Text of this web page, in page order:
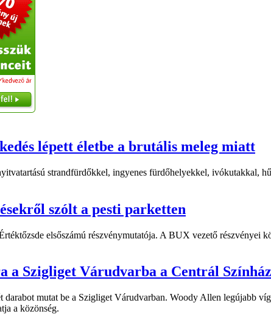
lépett életbe a brutális meleg miatt
strandfürdőkkel, ingyenes fürdőhelyekkel, ivókutakkal,
szólt a pesti parketten
elsőszámú részvénymutatója. A BUX vezető részvényei
a Szigliget Várudvarba a Centrál Színház
darabot mutat be a Szigliget Várudvarban. Woody Allen legújabb
a közönség.